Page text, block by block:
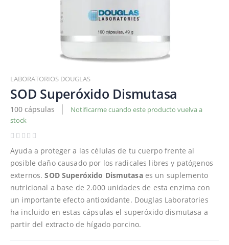
al
comienzo
de
la
galería
de
LABORATORIOS DOUGLAS
SOD Superóxido Dismutasa
100 cápsulas
Notificarme cuando este producto vuelva a
stock
Ayuda a proteger a las células de tu cuerpo frente al
posible daño causado por los radicales libres y patógenos
externos.SOD Superóxido Dismutasaes un suplemento
nutricional a base de 2.000 unidades de esta enzima con
un importante efecto antioxidante. Douglas Laboratories
ha incluido en estas cápsulas el superóxido dismutasa a
partir del extracto de hígado porcino.